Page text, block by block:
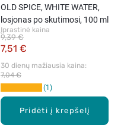
Pridėti į krepšelį
OLD SPICE, WHITE WATER,
losjonas po skutimosi, 100 ml
Įprastinė kaina
7,51 €
9,39 €
30 dienų mažiausia kaina:
7,04 €
1